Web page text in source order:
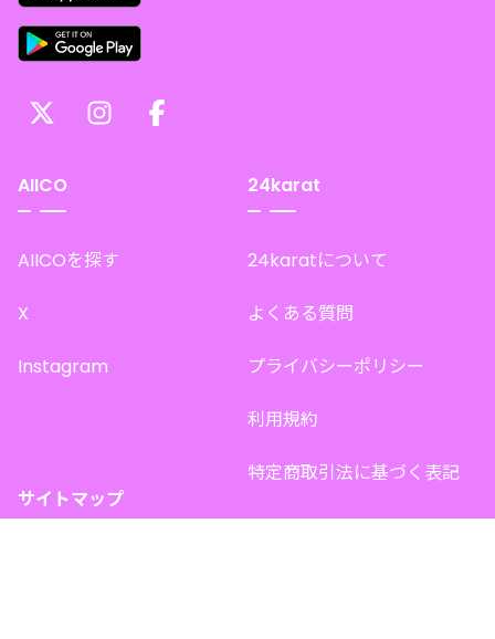
AIICO
AIICOを探す
X
Instagram
24karat
24karatについて
よくある質問
プライバシーポリシー
利用規約
特定商取引法に基づく表記
サイトマップ